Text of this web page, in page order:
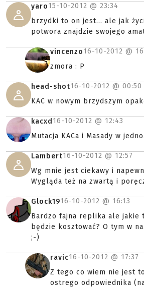
yaro15-10-2012 @ 23:34
brzydki to on jest... ale jak
potwora znajdzie swojego
vincenzo16-10-2012 @
zmora : P
head-shot16-10-2012 @ 00:50
KAC w nowym brzydszym
kacxd 16-10-2012 @ 12:43
Mutacja KACa i Masady w
Lambert16-10-2012 @ 12:57
Wg mnie jest ciekawy i
Wygląda też na zwartą i
Glock1916-10-2012 @ 16:13
Bardzo fajna replika ale jakie
będzie kosztować? O tym w
;-)
ravic16-10-2012 @ 17:37
Z tego co wiem nie jest
ostrego odpowiednika (na